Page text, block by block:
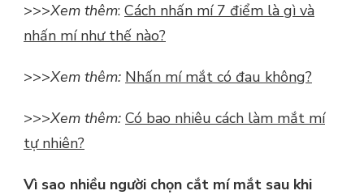
>>>Xem thêm: Cách nhấn mí 7 điểm là gì và
nhấn mí như thế nào?
>>>Xem thêm: Nhấn mí mắt có đau không?
>>>Xem thêm: Có bao nhiêu cách làm mắt mí
tự nhiên?
Vì sao nhiều người chọn cắt mí mắt sau khi